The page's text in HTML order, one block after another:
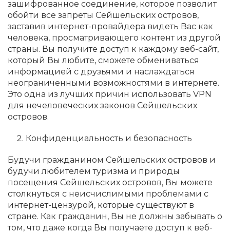
зашифрованное соединение, которое позволит
обойти все запреты Сейшельских островов,
заставив интернет-провайдера видеть Вас как
человека, просматривающего контент из другой
страны. Вы получите доступ к каждому веб-сайт,
который Вы любите, сможете обмениваться
информацией с друзьями и наслаждаться
неограниченными возможностями в интернете.
Это одна из лучших причин использовать VPN
для нечеловеческих законов Сейшельских
островов.
Конфиденциальность и безопасность
Будучи гражданином Сейшельских островов и
будучи любителем туризма и природы
посещения Сейшельских островов, Вы можете
столкнуться с неисчислимыми проблемами с
интернет-цензурой, которые существуют в
стране. Как гражданин, Вы не должны забывать о
том, что даже когда Вы получаете доступ к веб-